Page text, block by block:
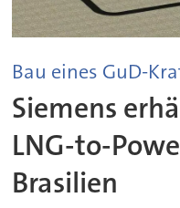
Bau eines GuD-
Siemens
LNG-to-
Brasilien